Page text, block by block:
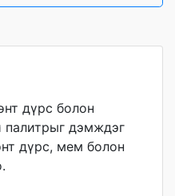
дүрс болон
палитрыг дэмждэг
дүрс, мем болон